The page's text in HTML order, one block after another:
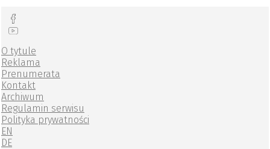
O tytule
Reklama
Prenumerata
Kontakt
Archiwum
Regulamin serwisu
Polityka prywatności
EN
DE